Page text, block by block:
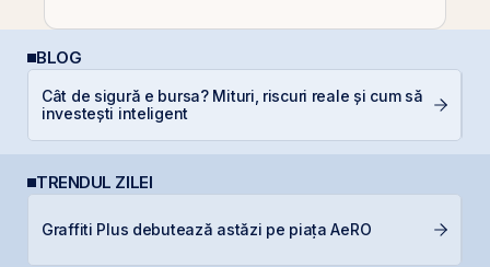
BLOG
Cât de sigură e bursa? Mituri, riscuri reale și cum să
investești inteligent
TRENDUL ZILEI
Graffiti Plus debutează astăzi pe piața AeRO